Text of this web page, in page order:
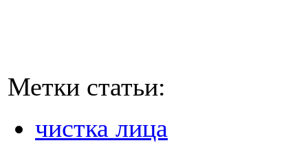
Метки статьи:
чистка лица